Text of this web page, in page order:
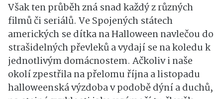
Však ten průběh zná snad každý z různých
filmů či seriálů. Ve Spojených státech
amerických se dítka na Halloween navlečou do
strašidelných převleků a vydají se na koledu k
jednotlivým domácnostem. Ačkoliv i naše
okolí zpestřila na přelomu října a listopadu
halloweenská výzdoba v podobě dýní a duchů,